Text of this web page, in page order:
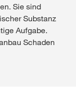
Sie sind
Substanz
Aufgabe.
Schaden